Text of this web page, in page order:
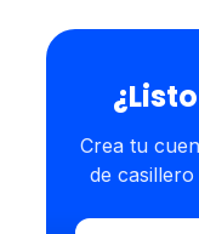
Crea tu
de